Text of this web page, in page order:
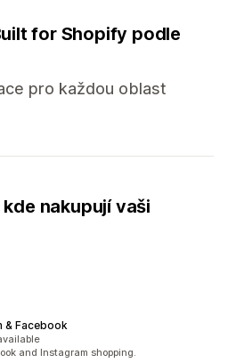
for Shopify podle
pro každou oblast
nakupují vaši
& Facebook
and Instagram shopping.